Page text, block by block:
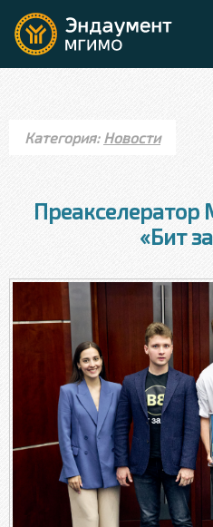
Категория: Новости
Преакселератор
«Бит